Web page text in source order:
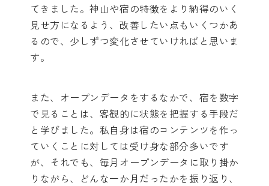
てきました。神山や宿の特徴をより納得のいく
見せ方になるよう、改善したい点もいくつかあ
るので、少しずつ変化させていければと思いま
す。
また、オープンデータをするなかで、宿を数字
で見ることは、客観的に状態を把握する手段だ
と学びました。私自身は宿のコンテンツを作っ
ていくことに対しては受け身な部分多いです
が、それでも、毎月オープンデータに取り掛か
りながら、どんな一か月だったかを振り返り、